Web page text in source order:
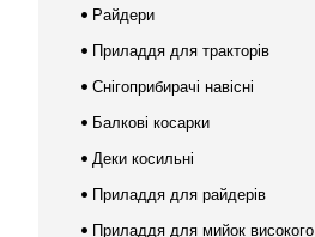
Райдери
Приладдя для тракторів
Снігоприбирачі навісні
Балкові косарки
Деки косильні
Приладдя для райдерів
Приладдя для мийок високого